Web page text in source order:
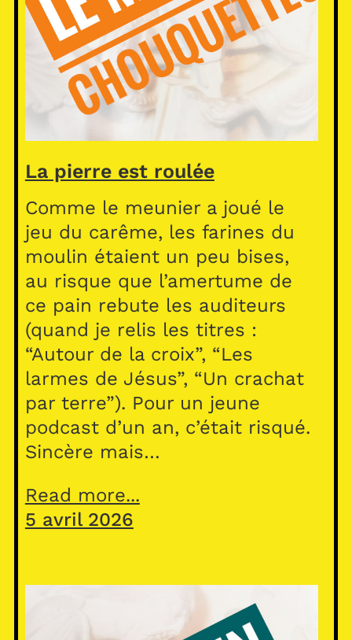
La pierre est roulée
Comme le meunier a joué le
jeu du carême, les farines du
moulin étaient un peu bises,
au risque que l’amertume de
ce pain rebute les auditeurs
(quand je relis les titres :
“Autour de la croix”, “Les
larmes de Jésus”, “Un crachat
par terre”). Pour un jeune
podcast d’un an, c’était risqué.
Sincère mais…
Read more...
5 avril 2026